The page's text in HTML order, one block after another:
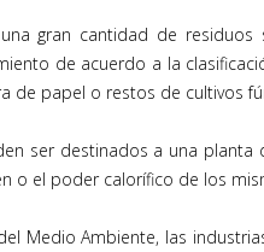
gran cantidad de
de acuerdo a la
de papel o restos de cultivos
ser destinados a una planta
o el poder calorífico de los
Medio Ambiente, las